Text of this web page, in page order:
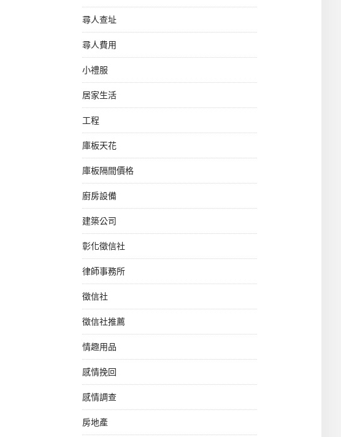
尋人查址
尋人費用
小禮服
居家生活
工程
庫板天花
庫板隔間價格
廚房設備
建築公司
彰化徵信社
律師事務所
徵信社
徵信社推薦
情趣用品
感情挽回
感情調查
房地產